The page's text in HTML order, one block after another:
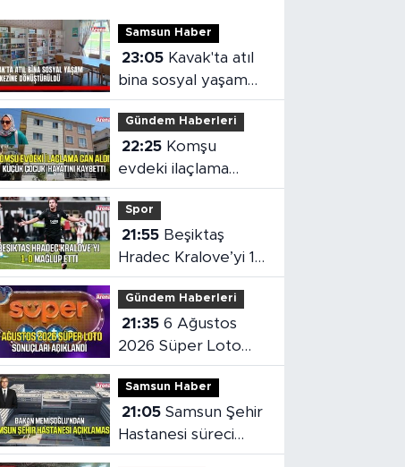
Samsun Haber
23:05
bina sosyal yaşam
merkezine
dönüştürüldü
Gündem Haberleri
22:25
evdeki ilaçlama
küçük çocuğun
ölümüne neden oldu
Spor
21:55
Hradec Kralove’yi 1-
0 mağlup etti
Gündem Haberleri
21:35 6 Ağustos
2026 Süper Loto
sonuçları açıklandı
Samsun Haber
21:05 Samsun Şehir
Hastanesi süreci
masaya yatırıldı